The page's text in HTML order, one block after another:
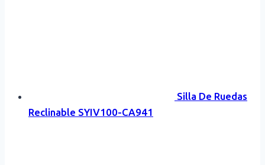
Silla De Ruedas
Reclinable SYIV100-CA941